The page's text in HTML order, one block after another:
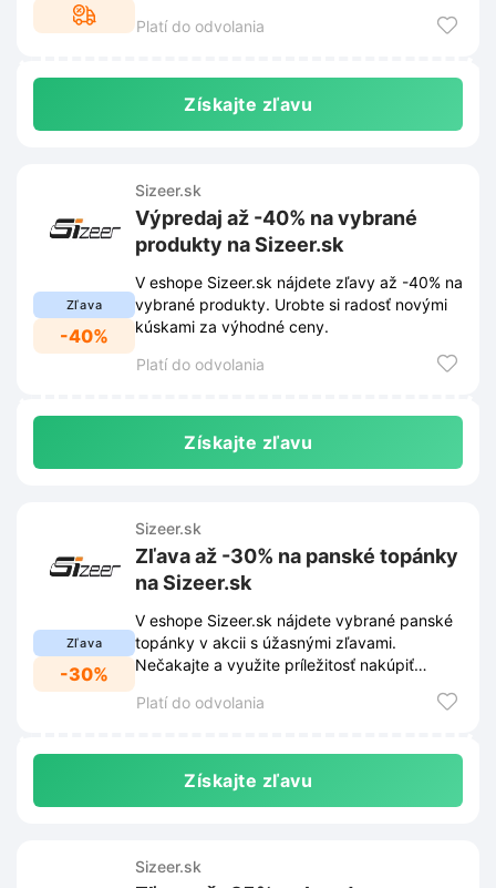
Platí do odvolania
Získajte zľavu
Zľava
-40%
Sizeer.sk
Výpredaj až -40% na vybrané
produkty na Sizeer.sk
V eshope Sizeer.sk nájdete zľavy až -40% na
vybrané produkty. Urobte si radosť novými
kúskami za výhodné ceny.
Platí do odvolania
Získajte zľavu
Zľava
-30%
Sizeer.sk
Zľava až -30% na panské topánky
na Sizeer.sk
V eshope Sizeer.sk nájdete vybrané panské
topánky v akcii s úžasnými zľavami.
Nečakajte a využite príležitosť nakúpiť
Platí do odvolania
Získajte zľavu
Sizeer.sk